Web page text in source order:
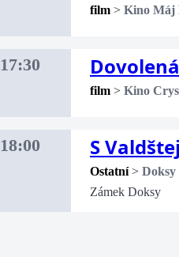
film > Kino Máj
17:30
film > Kino
18:00 S
Ostatní > Doksy
Zámek Doksy